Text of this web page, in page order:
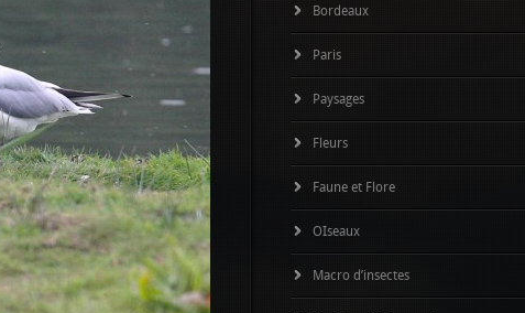
Bordeaux
Paris
Paysages
Fleurs
Faune et Flore
OIseaux
Macro d’insectes